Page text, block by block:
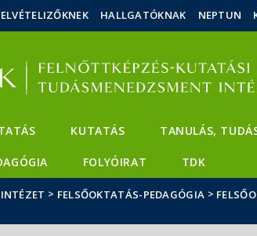
Hírek
ELTE a
HALLGATÓKNAK NEPTUN
KUTATÁS TANULÁS,
FOLYÓIRAT TDK
> FELSŐOKTATÁS-PEDAGÓGIA >